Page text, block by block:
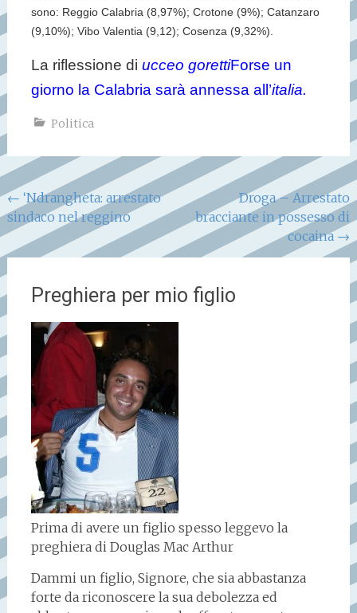
sono: Reggio Calabria (8,97%); Crotone (9%); Catanzaro
(9,10%); Vibo Valentia (9,12); Cosenza (9,32%).
La riflessione di ucceo gorettiForse un
giorno la Calabria sarà annessa all’italia.
Politica
Navigazione
articoli
← ‘Ndrangheta: arrestato
sindaco nel reggino
Droga – Arrestato
bracciante in possesso di
cocaina →
Preghiera per mio figlio
Prima di avere un figlio spesso leggevo la
preghiera di Douglas Mac Arthur
Dammi un figlio, Signore, che sia abbastanza
forte da riconoscere la sua debolezza ed